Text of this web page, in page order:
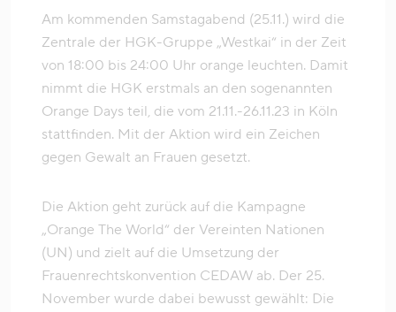
Am kommenden Samstagabend (25.11.) wird die
Zentrale der HGK-Gruppe „Westkai“ in der Zeit
von 18:00 bis 24:00 Uhr orange leuchten. Damit
nimmt die HGK erstmals an den sogenannten
Orange Days teil, die vom 21.11.-26.11.23 in Köln
stattfinden. Mit der Aktion wird ein Zeichen
gegen Gewalt an Frauen gesetzt.
Die Aktion geht zurück auf die Kampagne
„Orange The World“ der Vereinten Nationen
(UN) und zielt auf die Umsetzung der
Frauenrechtskonvention CEDAW ab. Der 25.
November wurde dabei bewusst gewählt: Die